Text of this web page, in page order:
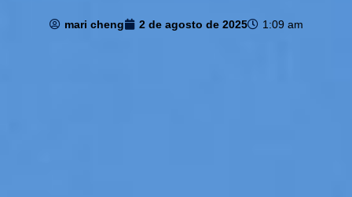
mari cheng 2 de agosto de 2025 1:09 am